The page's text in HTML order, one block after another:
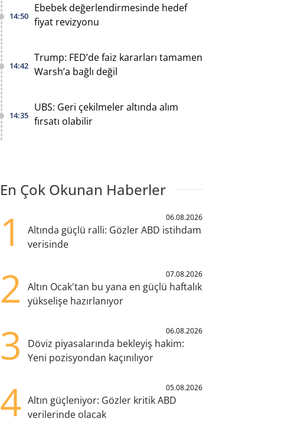
14:50
Ebebek değerlendirmesinde hedef
fiyat revizyonu
14:42
Trump: FED’de faiz kararları tamamen
Warsh’a bağlı değil
14:35
UBS: Geri çekilmeler altında alım
fırsatı olabilir
En Çok Okunan Haberler
1 06.08.2026
Altında güçlü ralli: Gözler ABD istihdam
verisinde
2 07.08.2026
Altın Ocak'tan bu yana en güçlü haftalık
yükselişe hazırlanıyor
3 06.08.2026
Döviz piyasalarında bekleyiş hakim:
Yeni pozisyondan kaçınılıyor
4 05.08.2026
Altın güçleniyor: Gözler kritik ABD
verilerinde olacak